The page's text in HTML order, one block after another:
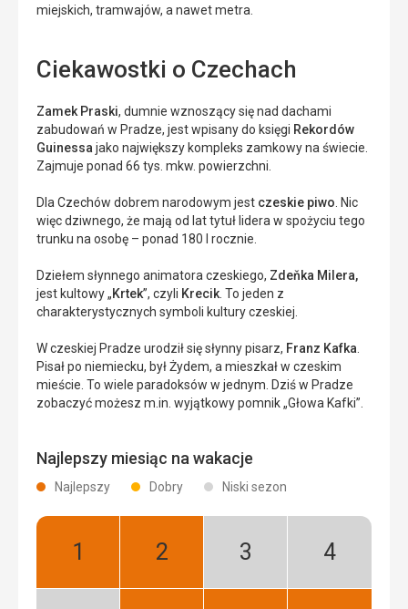
miejskich, tramwajów, a nawet metra.
Ciekawostki o Czechach
Zamek Praski, dumnie wznoszący się nad dachami
zabudowań w Pradze, jest wpisany do księgi Rekordów
Guinessa jako największy kompleks zamkowy na świecie.
Zajmuje ponad 66 tys. mkw. powierzchni.
Dla Czechów dobrem narodowym jest czeskie piwo . Nic
więc dziwnego, że mają od lat tytuł lidera w spożyciu tego
trunku na osobę – ponad 180 l rocznie.
Dziełem słynnego animatora czeskiego, Zdeňka Milera,
jest kultowy „Krtek”, czyli Krecik . To jeden z
charakterystycznych symboli kultury czeskiej.
W czeskiej Pradze urodził się słynny pisarz, Franz Kafka
Pisał po niemiecku, był Żydem, a mieszkał w czeskim
mieście. To wiele paradoksów w jednym. Dziś w Pradze
zobaczyć możesz m.in. wyjątkowy pomnik „Głowa Kafki”.
Najlepszy miesiąc na wakacje
Najlepszy Dobry Niski sezon
Styczeń:
Luty:
Marzec:
Kwiecień: